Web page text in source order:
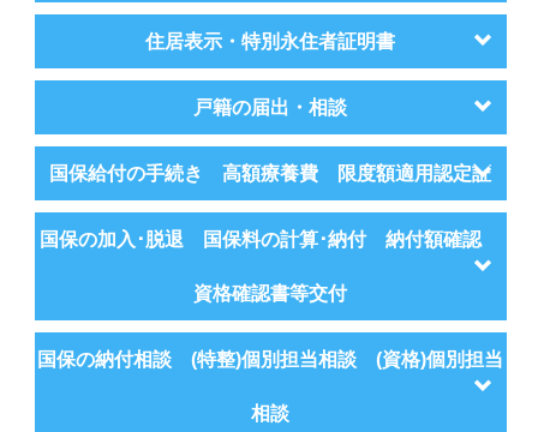
住居表示・特別永住者証明書
戸籍の届出・相談
国保給付の手続き 高額療養費 限度額適用認定証
国保の加入･脱退 国保料の計算･納付 納付額確認
資格確認書等交付
国保の納付相談 (特整)個別担当相談 (資格)個別担当
相談